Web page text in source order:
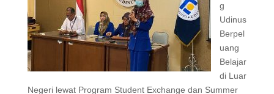
g
Udinus
Berpel
uang
Belajar
di Luar
Negeri lewat Program Student Exchange dan Summer